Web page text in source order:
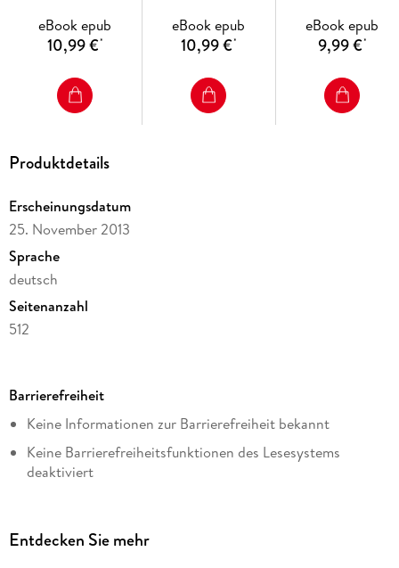
eBook epub
10,99 €*
eBook epub
10,99 €*
eBook epub
9,99 €*
Produktdetails
Erscheinungsdatum
25. November 2013
Sprache
deutsch
Seitenanzahl
512
Reihe
Dirk Pitt, 22
Autor/Autorin
Dirk Cussler, Clive Cussler
Michael Kubiak
Barrierefreiheit
Keine Informationen zur Barrierefreiheit bekannt
Keine Barrierefreiheitsfunktionen des Lesesystems
deaktiviert
barrierefreiheit@penguinrandomhouse.de
Entdecken Sie mehr